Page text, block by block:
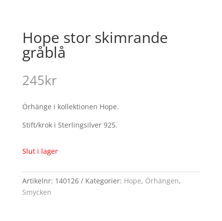
Hope stor skimrande
gråblå
245kr
Örhänge i kollektionen Hope.
Stift/krok i Sterlingsilver 925.
Slut i lager
Artikelnr: 140126 Kategorier: Hope, Örhängen,
Smycken